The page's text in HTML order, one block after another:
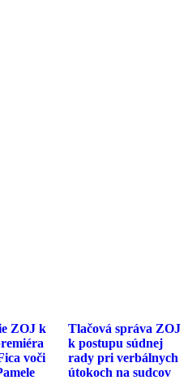
ZOJ k
voči
Tlačová správa ZOJ
k postupu súdnej
rady pri verbálnych
útokoch na sudcov